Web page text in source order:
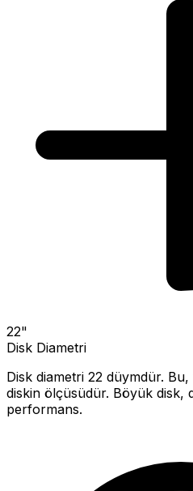
22"
Disk Diametri
Disk diametri 22 düymdür. Bu,
diskin ölçüsüdür. Böyük disk,
performans.